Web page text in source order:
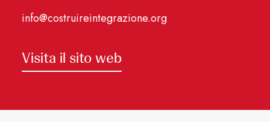
info@costruireintegrazione.org
Visita il sito web